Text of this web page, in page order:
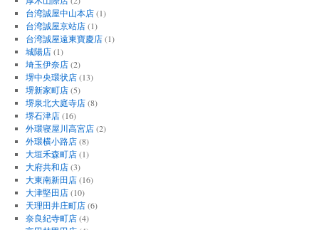
台湾誠屋中山本店(1)
台湾誠屋京站店(1)
台湾誠屋遠東寶慶店(1)
城陽店(1)
埼玉伊奈店(2)
堺中央環状店(13)
堺新家町店(5)
堺泉北大庭寺店(8)
堺石津店(16)
外環寝屋川高宮店(2)
外環横小路店(8)
大垣禾森町店(1)
大府共和店(3)
大東南新田店(16)
大津堅田店(10)
天理田井庄町店(6)
奈良紀寺町店(4)